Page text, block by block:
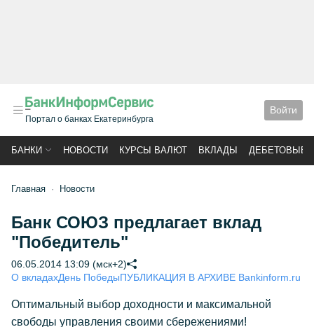
Портал о банках Екатеринбурга
Войти
БАНКИ НОВОСТИ КУРСЫ ВАЛЮТ ВКЛАДЫ ДЕБЕТОВЫЕ
Главная Новости
Банк СОЮЗ предлагает вклад
"Победитель"
06.05.2014 13:09 (мск+2)
О вкладахДень ПобедыПУБЛИКАЦИЯ В АРХИВЕ Bankinform.ru
Оптимальный выбор доходности и максимальной
свободы управления своими сбережениями!